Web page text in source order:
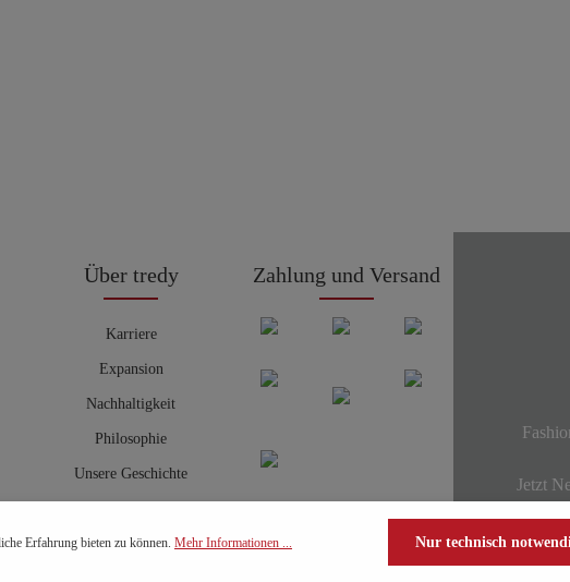
Über tredy
Karriere
Expansion
Nachhaltigkeit
Philosophie
Unsere Geschichte
Zahlung und Versand
Jetzt
Erfahrung bieten zu können. Mehr Informationen ... Nur technisch